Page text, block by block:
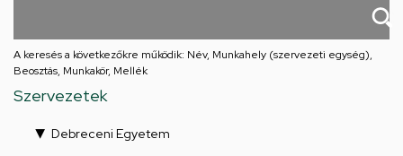
A keresés a következőkre működik: Név, Munkahely (szervezeti egység),
Beosztás, Munkakör, Mellék
Szervezetek
Debreceni Egyetem